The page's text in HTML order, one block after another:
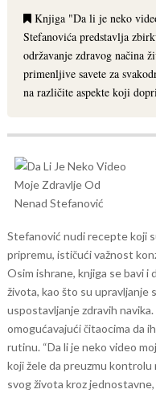
Knjiga "Da li je neko
Stefanovića predstavlja
održavanje zdravog načina
primenljive savete za
na različite aspekte koji
Stefanović nudi recepte koji
pripremu, ističući važnost
Osim ishrane, knjiga se bavi i
života, kao što su upravljanje
uspostavljanje zdravih
omogućavajući čitaocima da
rutinu. “Da li je neko video
koji žele da preuzmu
svog života kroz